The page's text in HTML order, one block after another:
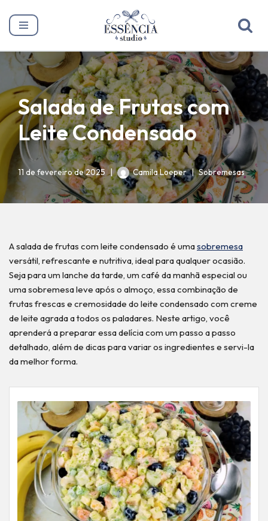
Pular
o
conteúdo
Salada de Frutas com
Leite Condensado
11 de fevereiro de 2025 Camila Loeper Sobremesas
A salada de frutas com leite condensado é umasobremesa
versátil, refrescante e nutritiva, ideal para qualquer ocasião.
Seja para um lanche da tarde, um café da manhã especial ou
uma sobremesa leve após o almoço, essa combinação de
frutas frescas e cremosidade do leite condensado com creme
de leite agrada a todos os paladares. Neste artigo, você
aprenderá a preparar essa delícia com um passo a passo
detalhado, além de dicas para variar os ingredientes e servi-la
da melhor forma.